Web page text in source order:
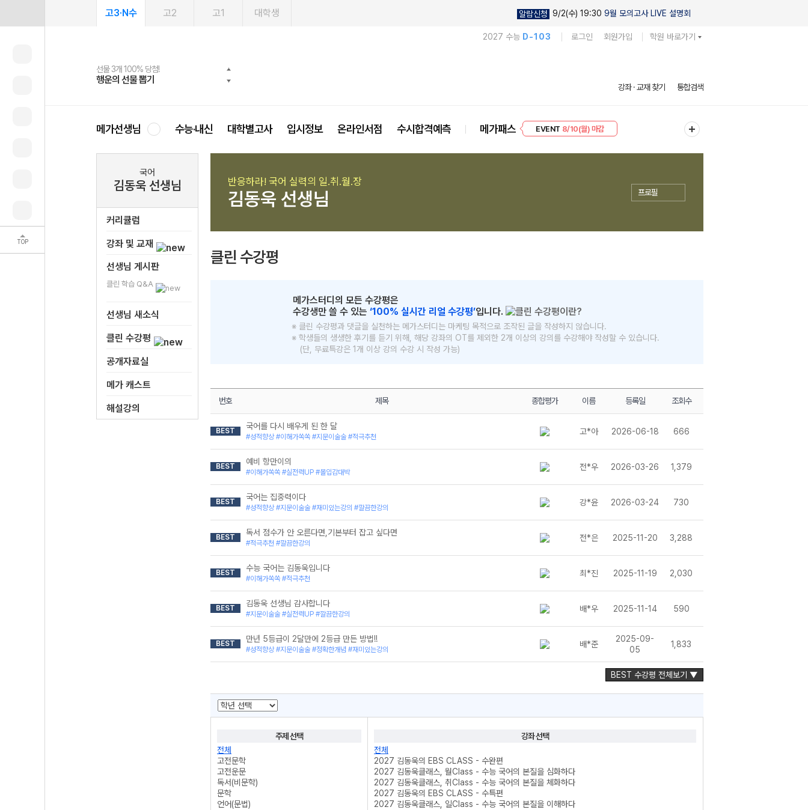
TOP
고3·N수 고2 고1 대학생 알람신청 9/2(수) 19:30 9월 모의고사 LIVE 설명회
2027 수능 D-103 로그인 회원가입 학원 바로가기
선물 3개 100% 당첨!
행운의 선물 뽑기
선물 100% 증정!
메가스터디 X 올리브
여름방학 스터디 캐시백
메가런 썸머스쿨
2027 러셀 단과
강사 공개선발
스마트러닝앱
설문 EVENT
메가패스
3일 무료 체험권
메가패스 수강생 무료혜택!
메가클럽 멤버십
사회공헌 캠페인
희망이룸 메가나눔
강좌 · 교재 찾기 통합검색
메가선생님 수능·내신 대학별고사 입시정보 온라인서점 수시합격예측 메가패스
EVENT 8/10(월) 마감
국어
김동욱 선생님
커리큘럼
강좌 및 교재
선생님 게시판
클린 학습 Q&A
선생님 새소식
클린 수강평
공개자료실
메가 캐스트
해설강의
반응하라! 국어 실력의 일.취.월.장
김동욱 선생님 프로필
클린 수강평
메가스터디의 모든 수강평은
수강생만 쓸 수 있는 ‘100% 실시간 리얼 수강평’입니다.
※ 클린 수강평과 댓글을 실천하는 메가스터디는 마케팅 목적으로 조작된 글을 작성하지 않습니다.
※ 학생들의 생생한 후기를 듣기 위해, 해당 강좌의 OT를 제외한 2개 이상의 강의를 수강해야 작성할 수 있습니다.
(단, 무료특강은 1개 이상 강의 수강 시 작성 가능)
번호 제목 종합평가 이름 등록일 조회수
BEST 국어를 다시 배우게 된 한 달
#성적향상 #이해가쏙쏙 #지문이술술 #적극추천
고*아 2026-06-18 666
BEST 예비 항만이의
#이해가쏙쏙 #실전력UP #몰입감대박
전*우 2026-03-26 1,379
BEST 국어는 집중력이다
#성적향상 #지문이술술 #재미있는강의 #깔끔한강의
강*윤 2026-03-24 730
BEST 독서 점수가 안 오른다면,기본부터 잡고 싶다면
#적극추천 #깔끔한강의
전*은 2025-11-20 3,288
BEST 수능 국어는 김동욱입니다
#이해가쏙쏙 #적극추천
최*진 2025-11-19 2,030
BEST 김동욱 선생님 감사합니다
#지문이술술 #실전력UP #깔끔한강의
배*우 2025-11-14 590
BEST 만년 5등급이 2달만에 2등급 만든 방법!!
#성적향상 #지문이술술 #정확한개념 #재미있는강의
배*준
2025-09-
05
1,833
BEST 수강평 전체보기 ▼
주제 선택
전체
고전문학
고전운문
독서(비문학)
문학
언어(문법)
강좌 선택
전체
2027 김동욱의 EBS CLASS - 수완편
2027 김동욱클래스, 월Class - 수능 국어의 본질을 심화하다
2027 김동욱클래스, 취Class - 수능 국어의 본질을 체화하다
2027 김동욱의 EBS CLASS - 수특편
2027 김동욱클래스, 일Class - 수능 국어의 본질을 이해하다